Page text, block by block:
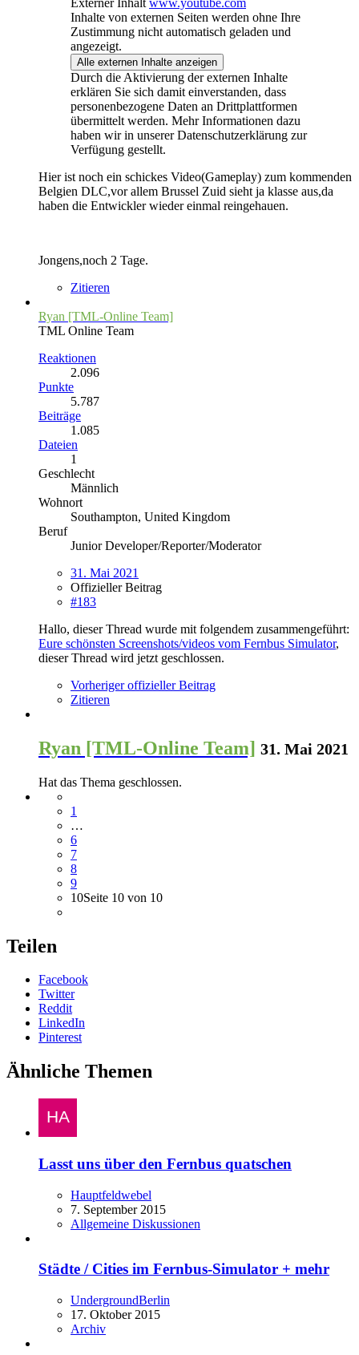
Inhalte von externen Seiten werden ohne Ihre
Zustimmung nicht automatisch geladen und
angezeigt.
Alle externen Inhalte anzeigen
Durch die Aktivierung der externen Inhalte
erklären Sie sich damit einverstanden, dass
personenbezogene Daten an Drittplattformen
übermittelt werden. Mehr Informationen dazu
haben wir in unserer Datenschutzerklärung zur
Verfügung gestellt.
Hier ist noch ein schickes Video(Gameplay) zum kommenden
Belgien DLC,vor allem Brussel Zuid sieht ja klasse aus,da
haben die Entwickler wieder einmal reingehauen.
Jongens,noch 2 Tage.
Zitieren
Ryan [TML-Online Team]
TML Online Team
Reaktionen
2.096
Punkte
5.787
Beiträge
1.085
Dateien
1
Geschlecht
Männlich
Wohnort
Southampton, United Kingdom
Beruf
Junior Developer/Reporter/Moderator
31. Mai 2021
Offizieller Beitrag
#183
Hallo, dieser Thread wurde mit folgendem zusammengeführt:
Eure schönsten Screenshots/videos vom Fernbus Simulator,
dieser Thread wird jetzt geschlossen.
Vorheriger offizieller Beitrag
Zitieren
Ryan [TML-Online Team] 31. Mai 2021
Hat das Thema geschlossen.
1
…
6
7
8
9
10Seite 10 von 10
Teilen
Facebook
Twitter
Reddit
LinkedIn
Pinterest
Ähnliche Themen
Lasst uns über den Fernbus quatschen
Hauptfeldwebel
7. September 2015
Allgemeine Diskussionen
Städte / Cities im Fernbus-Simulator + mehr
UndergroundBerlin
17. Oktober 2015
Archiv